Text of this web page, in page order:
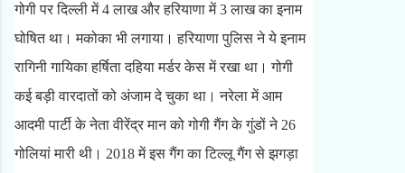
गोगी पर दिल्ली में 4 लाख और हरियाणा में 3 लाख का इनाम
घोषित था। मकोका भी लगाया। हरियाणा पुलिस ने ये इनाम
रागिनी गायिका हर्षिता दहिया मर्डर केस में रखा था। गोगी
कई बड़ी वारदातों को अंजाम दे चुका था। नरेला में आम
आदमी पार्टी के नेता वीरेंद्र मान को गोगी गैंग के गुंडों ने 26
गोलियां मारी थी। 2018 में इस गैंग का टिल्लू गैंग से झगड़ा